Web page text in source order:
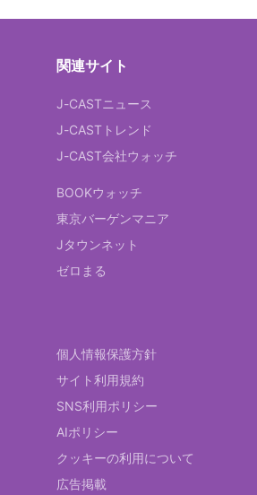
関連サイト
J-CASTニュース
J-CASTトレンド
J-CAST会社ウォッチ
BOOKウォッチ
東京バーゲンマニア
Jタウンネット
ゼロまる
個人情報保護方針
サイト利用規約
SNS利用ポリシー
AIポリシー
クッキーの利用について
広告掲載